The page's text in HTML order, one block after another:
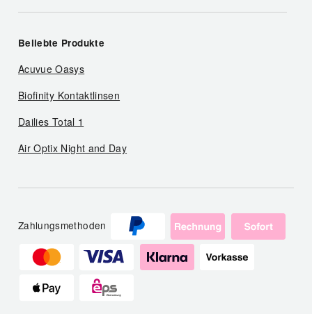
Beliebte Produkte
Acuvue Oasys
Biofinity Kontaktlinsen
Dailies Total 1
Air Optix Night and Day
Zahlungsmethoden